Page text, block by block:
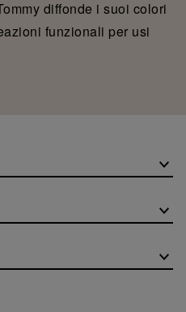
diffonde i suoi colori
funzionali per usi